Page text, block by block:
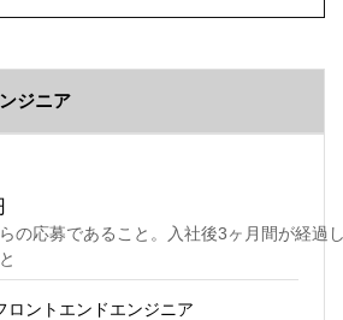
ジニア
の応募であること。入社後3ヶ月間が経過
ロントエンドエンジニア